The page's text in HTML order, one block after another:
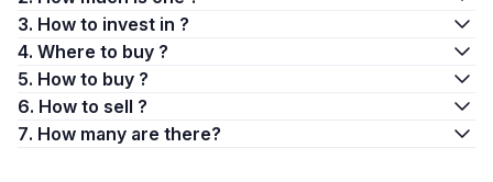
3. How to invest in ?
4. Where to buy ?
5. How to buy ?
6. How to sell ?
7. How many are there?